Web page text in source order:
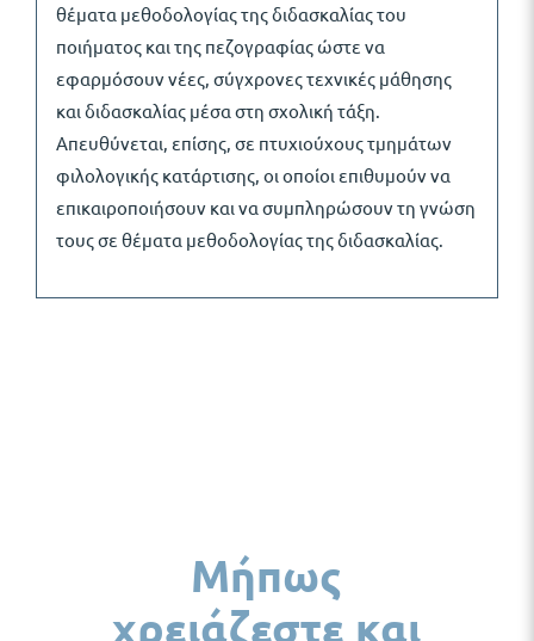
θέματα μεθοδολογίας της διδασκαλίας του
ποιήματος και της πεζογραφίας ώστε να
εφαρμόσουν νέες, σύγχρονες τεχνικές μάθησης
και διδασκαλίας μέσα στη σχολική τάξη.
Απευθύνεται, επίσης, σε πτυχιούχους τμημάτων
φιλολογικής κατάρτισης, οι οποίοι επιθυμούν να
επικαιροποιήσουν και να συμπληρώσουν τη γνώση
τους σε θέματα μεθοδολογίας της διδασκαλίας.
Μήπως
χρειάζεστε και